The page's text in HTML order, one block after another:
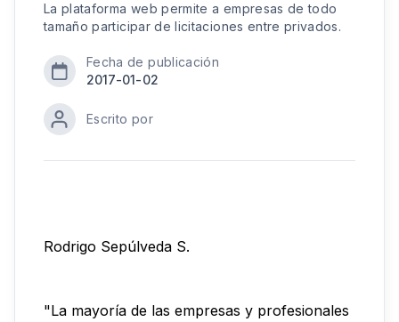
La plataforma web permite a empresas de todo
tamaño participar de licitaciones entre privados.
Fecha de publicación
2017-01-02
Escrito por
Rodrigo Sepúlveda S.
"La mayoría de las empresas y profesionales